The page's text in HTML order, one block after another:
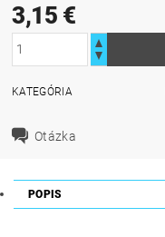
3,15 €
KATEGÓRIA
Otázka
POPIS